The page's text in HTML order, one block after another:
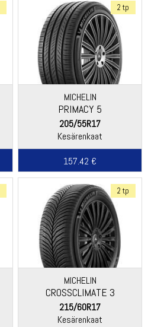
2 tp
MICHELIN
PRIMACY 5
205/55R17
Kesärenkaat
157.42 €
2 tp
MICHELIN
CROSSCLIMATE 3
215/60R17
Kesärenkaat